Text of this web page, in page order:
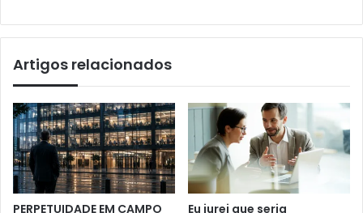
Artigos relacionados
PERPETUIDADE EM CAMPO
Eu jurei que seria